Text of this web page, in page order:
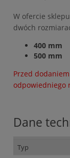
W ofercie
dwóch
400 mm
500 mm
Przed
odpowiedniego
Dane
Typ